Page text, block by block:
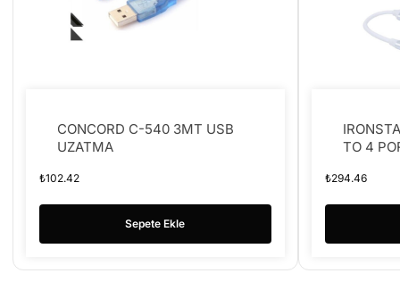
CONCORD C-540 3MT USB
UZATMA
₺102.42
Sepete Ekle
TO 4
₺294.46